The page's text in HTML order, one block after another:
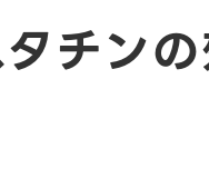
チン